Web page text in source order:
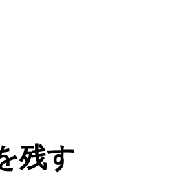
残す